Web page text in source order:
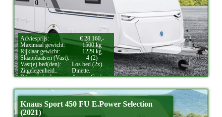
Adviesprijs:
€ 28.160,-
Maximaal gewicht:
1500 kg
Rijklaar gewicht:
1229 kg
Slaapplaatsen (Vast):
4 (2)
Vast(e) bed(den):
Los bed (2x).
Zitgelegenheid.:
Dinette.
Bijzonderheden:
Airco., Gasloos.
Knaus Sport 450 FU E.Power Selection
(2021)